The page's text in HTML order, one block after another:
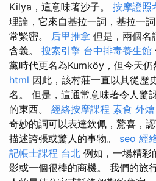
Kilya，這意味著沙子。 按摩證照
理論，它來自基拉一詞，基拉一
常緊密。 后里推拿 但是，兩個名
含義。 搜索引擎 台中排毒養生館
黨時代更名為Kumköy，但今天仍
html 因此，該村莊一直以其從歷
名。 但是，這通常意味著令人驚
的東西。 經絡按摩課程 素食 外
奇妙的詞可以表達欽佩，驚喜，
描述誇張或驚人的事物。 seo 經
記帳士課程 台北 例如，一場精彩
影或一個很棒的商機。 我們的旅